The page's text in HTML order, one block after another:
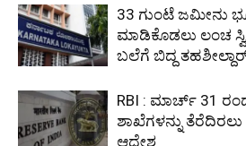
33 ಗುಂಟೆ ಜಮೀನು
ಮಾಡಿಕೊಡಲು ಲಂಚ
ಬಲೆಗೆ ಬಿದ್ದ
RBI : ಮಾರ್ಚ್ 31
ಶಾಖೆಗಳನ್ನು
ಆದೇಶ